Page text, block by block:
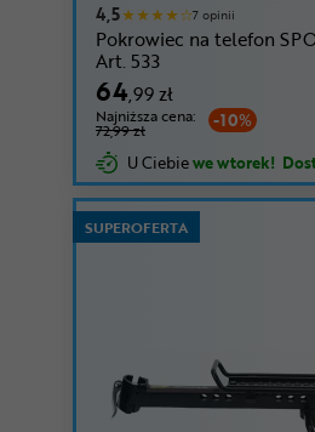
4,5 7 opinii
Pokrowiec na telefon
Art. 533
64,99 zł
-10%
Najniższa cena:
72,99 zł
U Ciebiewe wtorek!
SUPEROFERTA